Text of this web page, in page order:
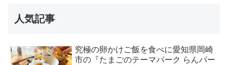
人気記事
究極の卵かけご飯を食べに愛知県岡崎
市の『たまごのテーマパーク らんパー